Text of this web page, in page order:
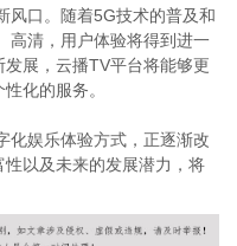
风口。随着5G技术的普及和
高清，用户体验将得到进一
展，云播TV平台将能够更
化的服务。
化娱乐体验方式，正逐渐改
以及未来的发展潜力，将